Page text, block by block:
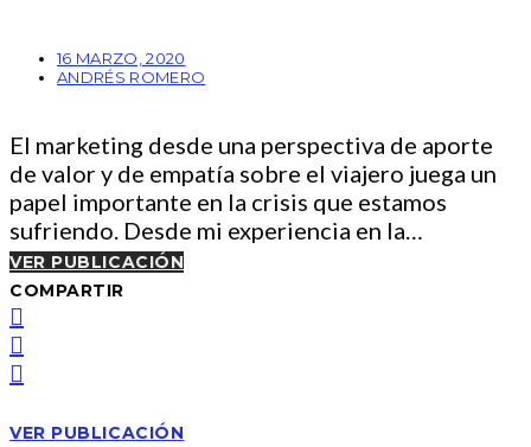
16 MARZO, 2020
ANDRÉS ROMERO
El marketing desde una perspectiva de aporte
de valor y de empatía sobre el viajero juega un
papel importante en la crisis que estamos
sufriendo. Desde mi experiencia en la…
VER PUBLICACIÓN
COMPARTIR
VER PUBLICACIÓN